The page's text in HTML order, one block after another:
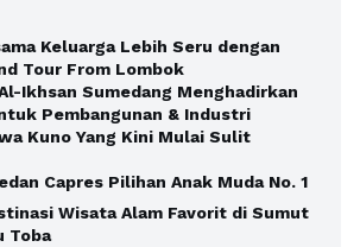
Keluarga Lebih Seru dengan
Tour From Lombok
Ikhsan Sumedang Menghadirkan
Pembangunan & Industri
Kuno Yang Kini Mulai Sulit
Capres Pilihan Anak Muda No. 1
Wisata Alam Favorit di Sumut
Toba